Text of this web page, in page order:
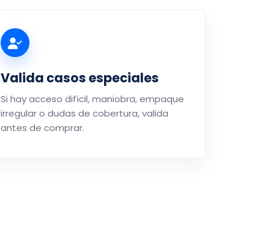
Valida casos especiales
Si hay acceso difícil, maniobra, empaque
irregular o dudas de cobertura, valida
antes de comprar.